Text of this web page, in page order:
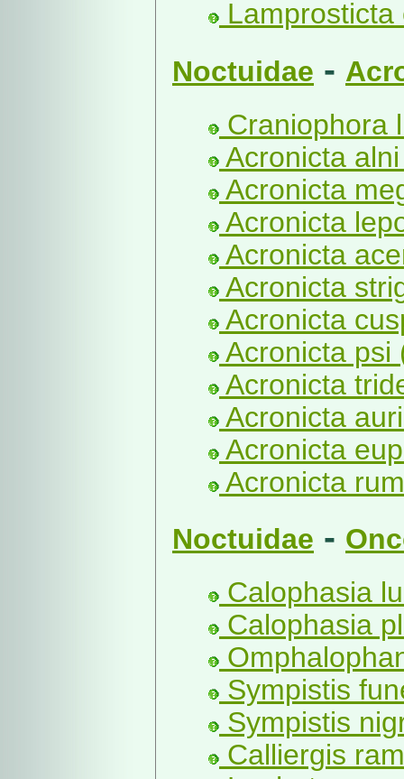
Noctuidae -
Craniophora
Acronicta
Acronicta
Acronicta
Acronicta
Acronicta
Acronicta
Acronicta psi
Acronicta
Acronicta
Acronicta
Acronicta
Noctuidae -
Calophasia
Calophasia
Sympistis
Sympistis
Calliergis